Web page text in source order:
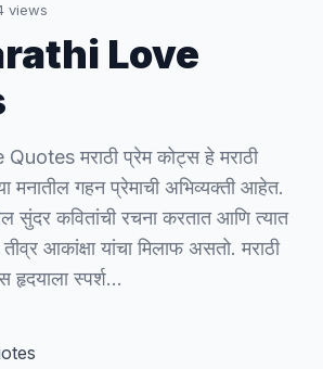
views
Love
मराठी प्रेम कोट्स हे मराठी
मनातील गहन प्रेमाची अभिव्यक्ती आहेत.
सुंदर कवितांची रचना करतात आणि त्यात
आकांक्षा यांचा मिलाफ असतो. मराठी
हृदयाला स्पर्श…